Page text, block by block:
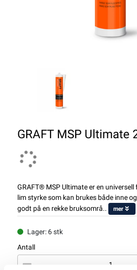
GRAFT MSP Ultimate
GRAFT® MSP Ultimate er en
lim styrke som kan brukes både inne
godt på en rekke bruksområ..
mer
Lager: 6 stk
Antall